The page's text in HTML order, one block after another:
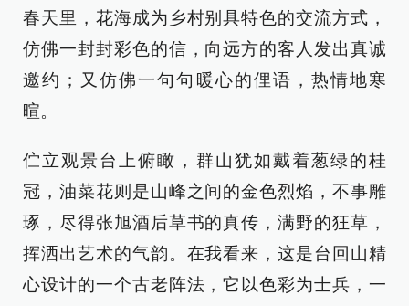
春天里，花海成为乡村别具特色的交流方式，
仿佛一封封彩色的信，向远方的客人发出真诚
邀约；又仿佛一句句暖心的俚语，热情地寒
暄。
伫立观景台上俯瞰，群山犹如戴着葱绿的桂
冠，油菜花则是山峰之间的金色烈焰，不事雕
琢，尽得张旭酒后草书的真传，满野的狂草，
挥洒出艺术的气韵。在我看来，这是台回山精
心设计的一个古老阵法，它以色彩为士兵，一